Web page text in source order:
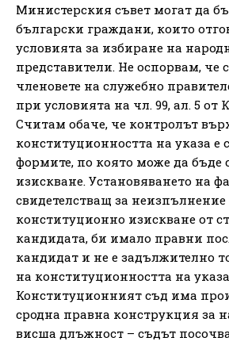
Министерския съвет могат да
български граждани, които
условията за избиране на
представители. Не оспорвам, че
членовете на служебно
при условията на чл. 99, ал. 5 от
Считам обаче, че контролът
конституционността на указа е
формите, по която може да бъде
изискване. Установяването на
свидетелстващ за неизпълнение
конституционно изискване от
кандидата, би имало правни
кандидат и не е задължително
на конституционността на
Конституционният съд има
сродна правна конструкция за
висша длъжност – съдът